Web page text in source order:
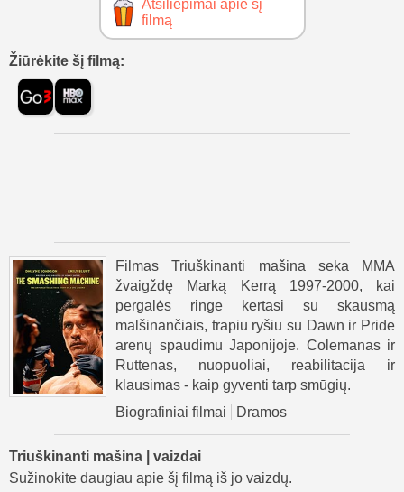
Atsiliepimai apie šį
filmą
Žiūrėkite šį filmą:
Filmas Triuškinanti mašina seka MMA
žvaigždę Marką Kerrą 1997-2000, kai
pergalės ringe kertasi su skausmą
malšinančiais, trapiu ryšiu su Dawn ir Pride
arenų spaudimu Japonijoje. Colemanas ir
Ruttenas, nuopuoliai, reabilitacija ir
klausimas - kaip gyventi tarp smūgių.
Biografiniai filmai
Dramos
Triuškinanti mašina | vaizdai
Sužinokite daugiau apie šį filmą iš jo vaizdų.